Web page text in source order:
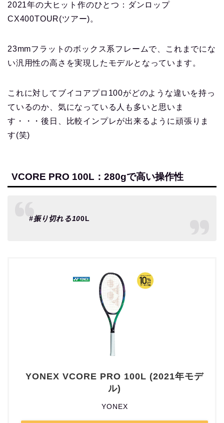
2021年の大ヒット作のひとつ：ダンロップ
CX400TOUR(ツアー)。
23mmフラットのボックス系フレームで、これまでにな
い汎用性の高さを実現したモデルとなっています。
これに対してブイコアプロ100がどのような違いを持っ
ているのか、気になっている人も多いと思いま
す・・・後日、比較インプレが出来るように頑張りま
す(笑)
VCORE PRO 100L：280gで高い操作性
#振り切れる100L
YONEX VCORE PRO 100L (2021年モデ
ル)
YONEX